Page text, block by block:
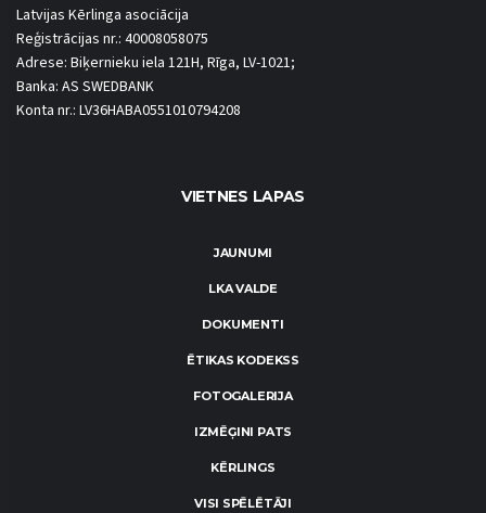
Latvijas Kērlinga asociācija
Reģistrācijas nr.: 40008058075
Adrese: Biķernieku iela 121H, Rīga, LV-1021;
Banka: AS SWEDBANK
Konta nr.: LV36HABA0551010794208
VIETNES LAPAS
JAUNUMI
LKA VALDE
DOKUMENTI
ĒTIKAS KODEKSS
FOTOGALERIJA
IZMĒĢINI PATS
KĒRLINGS
VISI SPĒLĒTĀJI